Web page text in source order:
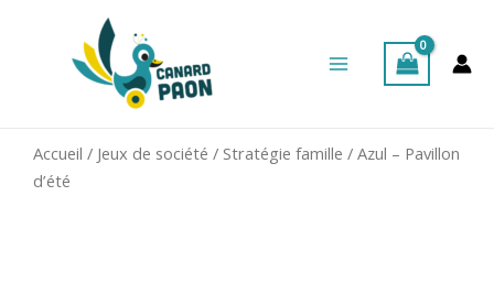
Menu
Accueil / Jeux de société / Stratégie famille / Azul – Pavillon
d’été